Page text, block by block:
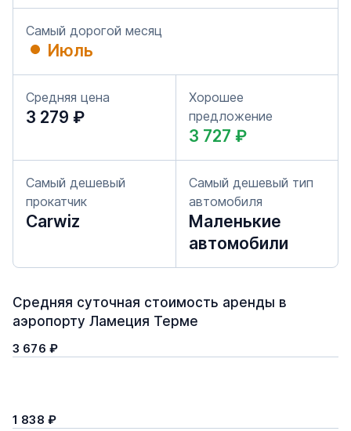
Самый дорогой месяц
Июль
Средняя цена
3 279 ₽
Хорошее
предложение
3 727 ₽
Самый дешевый
прокатчик
Carwiz
Самый дешевый тип
автомобиля
Маленькие
автомобили
Средняя суточная стоимость аренды в
аэропорту Ламеция Терме
3 676 ₽
1 838 ₽